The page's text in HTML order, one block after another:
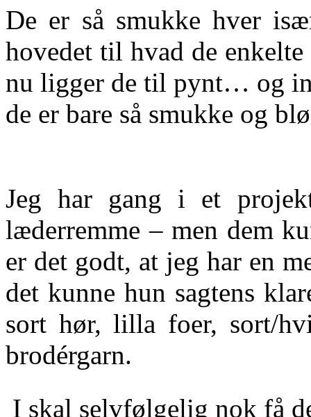
De er så smukke hver
hovedet til hvad de
nu ligger de til pynt… og
de er bare så smukke og
Jeg har gang i et
læderremme – men dem
er det godt, at jeg har en
det kunne hun sagtens
sort hør, lilla foer, sort/
brodérgarn.
I skal selvfølgelig nok få